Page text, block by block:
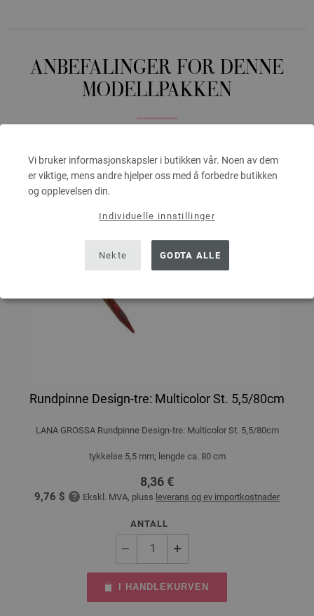
Vi bruker informasjonskapsler i butikken vår. Noen av dem
er viktige, mens andre hjelper oss med å forbedre butikken
og opplevelsen din.
Individuelle innstillinger
Nekte GODTA ALLE
ANBEFALINGER FOR DENNE
MODELLPAKKEN
Rundpinne Design-tre: Multicolor St. 5,5/80cm
LANA GROSSA Rundpinne Design-tre: Multicolor St. 5,5/80cm
tykkelse 5,5 mm; lengde ca. 80 cm
8,36 €
9,76 $ Ekskl. MVA, pluss leverans og ev importkostnader
ANTALL
I HANDLEKURVEN